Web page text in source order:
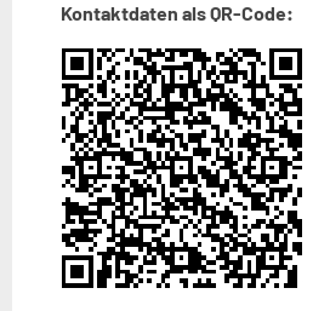
Kontaktdaten als QR-Code: